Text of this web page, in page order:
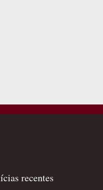
recentes